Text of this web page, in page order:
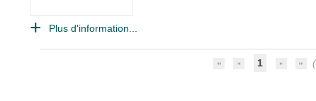
Plus d'information...
1